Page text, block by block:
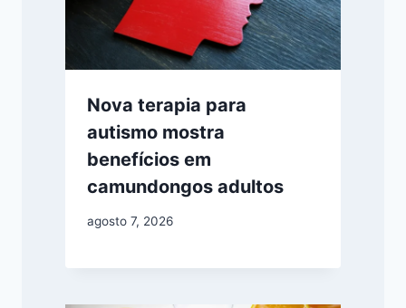
Nova terapia para
autismo mostra
benefícios em
camundongos adultos
agosto 7, 2026